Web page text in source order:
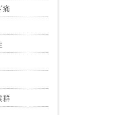
痛
群